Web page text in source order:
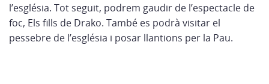
l’església. Tot seguit, podrem gaudir de l’espectacle de
foc, Els fills de Drako. També es podrà visitar el
pessebre de l’església i posar llantions per la Pau.